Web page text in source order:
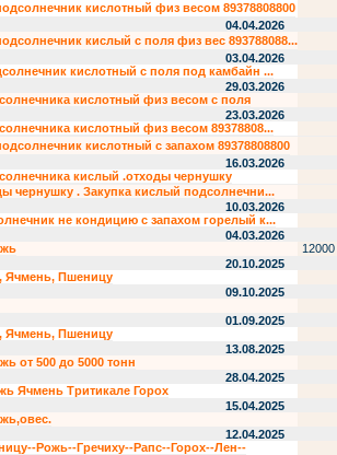
кислотный физ весом 89378808800
04.04.2026
кислый с поля физ вес 893788088...
03.04.2026
кислотный с поля под камбайн ...
29.03.2026
кислотный физ весом с поля
23.03.2026
кислотный физ весом 89378808...
кислотный с запахом 89378808800
16.03.2026
кислый .отходы чернушку
чернушку . Закупка кислый подсолнечни...
10.03.2026
не кондицию с запахом горелый к...
04.03.2026
12000
20.10.2025
Ячмень, Пшеницу
09.10.2025
01.09.2025
Ячмень, Пшеницу
13.08.2025
от 500 до 5000 тонн
28.04.2025
Ячмень Тритикале Горох
15.04.2025
12.04.2025
Рожь--Гречиху--Рапс--Горох--Лен--